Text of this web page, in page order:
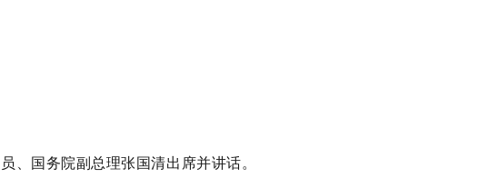
、国务院副总理张国清出席并讲话。